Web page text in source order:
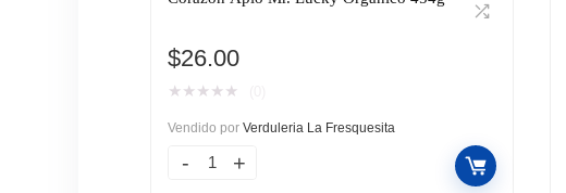
$26.00
★ ★ ★ ★ ★
Vendido por Verduleria La Fresquesita